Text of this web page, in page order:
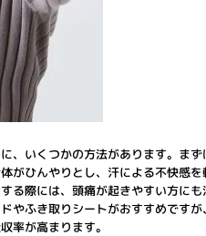
、いくつかの方法があります。ま
がひんやりとし、汗による不快感
る際には、頭痛が起きやすい方に
やふき取りシートがおすすめです
率が高まります。